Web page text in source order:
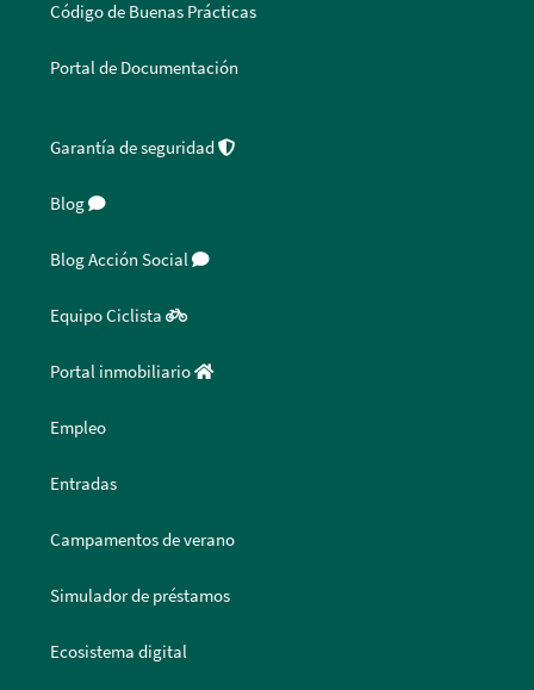
Código de Buenas Prácticas
Portal de Documentación
Garantía de seguridad
Blog
Blog Acción Social
Equipo Ciclista
Portal inmobiliario
Empleo
Entradas
Campamentos de verano
Simulador de préstamos
Ecosistema digital